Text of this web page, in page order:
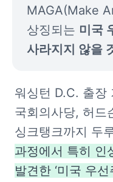
MAGA(Make
상징되는 미국
사라지지 않을
워싱턴 D.C. 출장
국회의사당, 허드
싱크탱크까지 두
과정에서 특히 인
발견한 ‘미국 우